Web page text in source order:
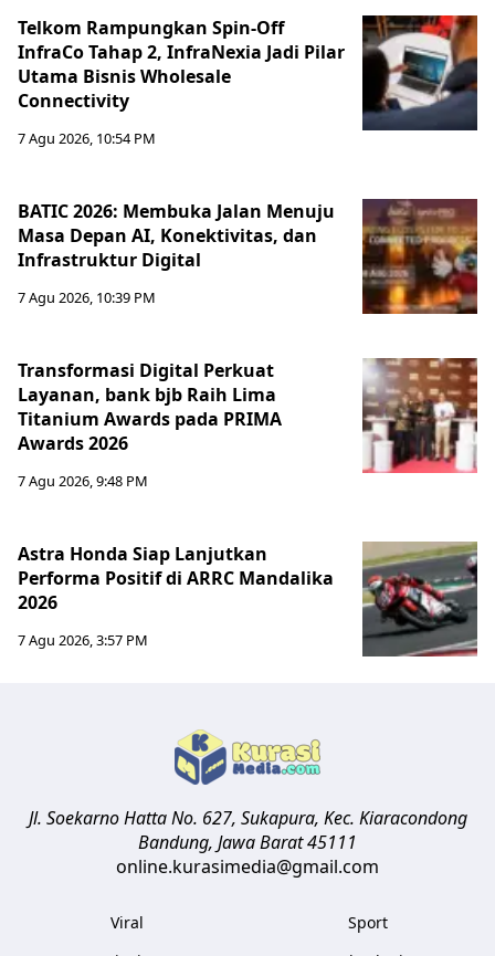
Telkom Rampungkan Spin-Off
InfraCo Tahap 2, InfraNexia Jadi Pilar
Utama Bisnis Wholesale
Connectivity
7 Agu 2026, 10:54 PM
BATIC 2026: Membuka Jalan Menuju
Masa Depan AI, Konektivitas, dan
Infrastruktur Digital
7 Agu 2026, 10:39 PM
Transformasi Digital Perkuat
Layanan, bank bjb Raih Lima
Titanium Awards pada PRIMA
Awards 2026
7 Agu 2026, 9:48 PM
Astra Honda Siap Lanjutkan
Performa Positif di ARRC Mandalika
2026
7 Agu 2026, 3:57 PM
Jl. Soekarno Hatta No. 627, Sukapura, Kec. Kiaracondong
Bandung, Jawa Barat45111
online.kurasimedia@gmail.com
Viral
Sport